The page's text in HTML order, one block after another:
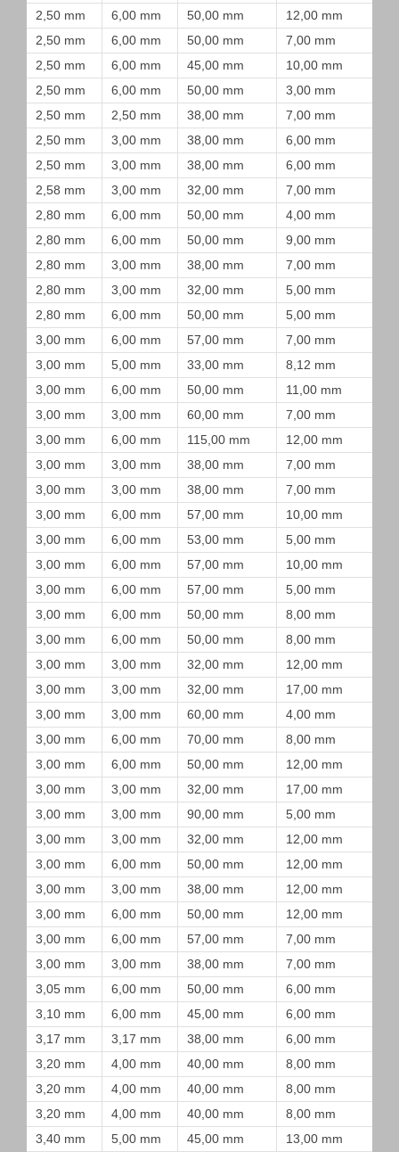
2,50 mm
6,00 mm 50,00 mm
12,00 mm
2,50 mm
6,00 mm 50,00 mm
7,00 mm
2,50 mm
6,00 mm 45,00 mm
10,00 mm
2,50 mm
6,00 mm 50,00 mm
3,00 mm
2,50 mm
2,50 mm 38,00 mm
7,00 mm
2,50 mm
3,00 mm 38,00 mm
6,00 mm
2,50 mm
3,00 mm 38,00 mm
6,00 mm
2,58 mm
3,00 mm 32,00 mm
7,00 mm
2,80 mm
6,00 mm 50,00 mm
4,00 mm
2,80 mm
6,00 mm 50,00 mm
9,00 mm
2,80 mm
3,00 mm 38,00 mm
7,00 mm
2,80 mm
3,00 mm 32,00 mm
5,00 mm
2,80 mm
6,00 mm 50,00 mm
5,00 mm
3,00 mm
6,00 mm 57,00 mm
7,00 mm
3,00 mm
5,00 mm 33,00 mm
8,12 mm
3,00 mm
6,00 mm 50,00 mm
11,00 mm
3,00 mm
3,00 mm 60,00 mm
7,00 mm
3,00 mm
6,00 mm 115,00 mm
12,00 mm
3,00 mm
3,00 mm 38,00 mm
7,00 mm
3,00 mm
3,00 mm 38,00 mm
7,00 mm
3,00 mm
6,00 mm 57,00 mm
10,00 mm
3,00 mm
6,00 mm 53,00 mm
5,00 mm
3,00 mm
6,00 mm 57,00 mm
10,00 mm
3,00 mm
6,00 mm 57,00 mm
5,00 mm
3,00 mm
6,00 mm 50,00 mm
8,00 mm
3,00 mm
6,00 mm 50,00 mm
8,00 mm
3,00 mm
3,00 mm 32,00 mm
12,00 mm
3,00 mm
3,00 mm 32,00 mm
17,00 mm
3,00 mm
3,00 mm 60,00 mm
4,00 mm
3,00 mm
6,00 mm 70,00 mm
8,00 mm
3,00 mm
6,00 mm 50,00 mm
12,00 mm
3,00 mm
3,00 mm 32,00 mm
17,00 mm
3,00 mm
3,00 mm 90,00 mm
5,00 mm
3,00 mm
3,00 mm 32,00 mm
12,00 mm
3,00 mm
6,00 mm 50,00 mm
12,00 mm
3,00 mm
3,00 mm 38,00 mm
12,00 mm
3,00 mm
6,00 mm 50,00 mm
12,00 mm
3,00 mm
6,00 mm 57,00 mm
7,00 mm
3,00 mm
3,00 mm 38,00 mm
7,00 mm
3,05 mm
6,00 mm 50,00 mm
6,00 mm
3,10 mm
6,00 mm 45,00 mm
6,00 mm
3,17 mm
3,17 mm 38,00 mm
6,00 mm
3,20 mm
4,00 mm 40,00 mm
8,00 mm
3,20 mm
4,00 mm 40,00 mm
8,00 mm
3,20 mm
4,00 mm 40,00 mm
8,00 mm
3,40 mm
5,00 mm 45,00 mm 13,00 mm